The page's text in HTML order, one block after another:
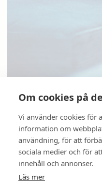
Om cookies på
Vi använder cookies för
information om
användning, för att
sociala medier och för
innehåll och annonser.
Läs mer
Bufféer 2017